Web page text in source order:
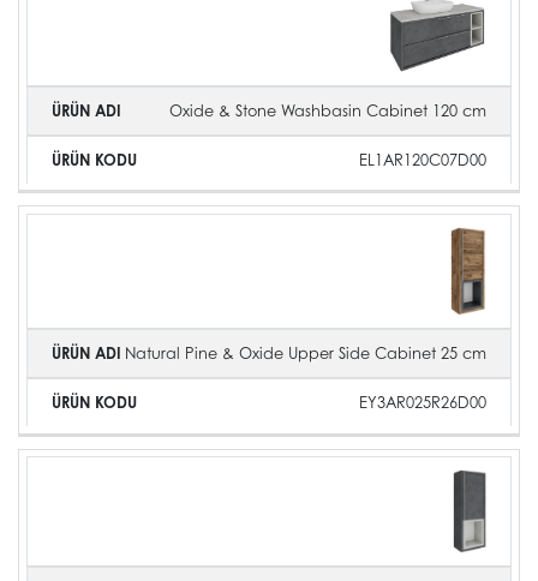
Oxide & Stone Washbasin Cabinet 120 cm
EL1AR120C07D00
Natural Pine & Oxide Upper Side Cabinet 25 cm
EY3AR025R26D00